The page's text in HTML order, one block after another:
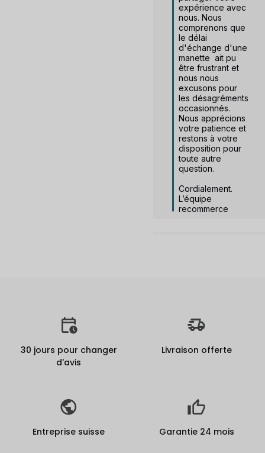
expérience avec
nous. Nous
comprenons que
le délai
d'échange d'une
manette  ait pu
être frustrant et
nous nous
excusons pour
les désagréments
occasionnés.
Nous apprécions
votre patience et
restons à votre
disposition pour
toute autre
question.
Cordialement.
L’équipe
recommerce
30 jours pour changer
d'avis
Livraison offerte
Entreprise suisse Garantie 24 mois